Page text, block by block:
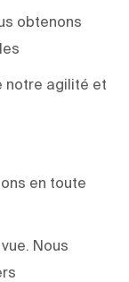
obtenons
notre agilité et
en toute
Nous